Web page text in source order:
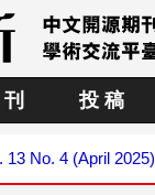
投 稿
13 No. 4 (April 2025)